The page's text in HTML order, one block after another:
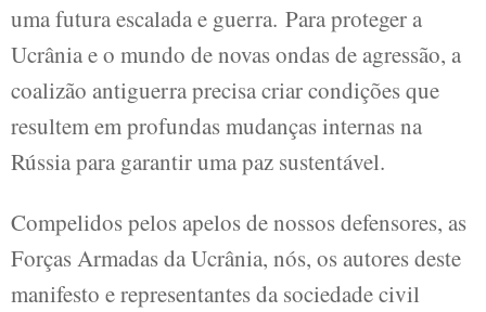
uma futura escalada e guerra. Para proteger a
Ucrânia e o mundo de novas ondas de agressão, a
coalizão antiguerra precisa criar condições que
resultem em profundas mudanças internas na
Rússia para garantir uma paz sustentável.
Compelidos pelos apelos de nossos defensores, as
Forças Armadas da Ucrânia, nós, os autores deste
manifesto e representantes da sociedade civil